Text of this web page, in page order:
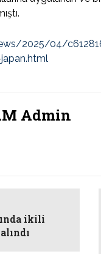
2025/04/
Admin
ikili